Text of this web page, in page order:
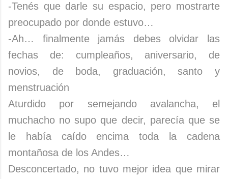
-Tenés que darle su espacio, pero mostrarte
preocupado por donde estuvo…
-Ah… finalmente jamás debes olvidar las
fechas de: cumpleaños, aniversario, de
novios, de boda, graduación, santo y
menstruación
Aturdido por semejando avalancha, el
muchacho no supo que decir, parecía que se
le había caído encima toda la cadena
montañosa de los Andes…
Desconcertado, no tuvo mejor idea que mirar